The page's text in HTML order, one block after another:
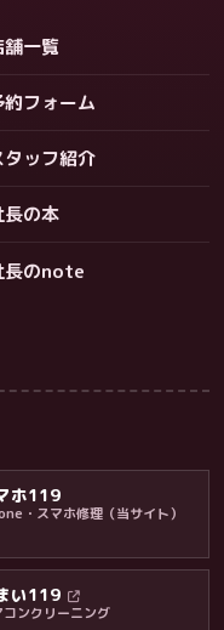
舗一覧
約フォーム
タッフ紹介
長の本
長のnote
ホ119
・スマホ修理（当サイト）
い119
コンクリーニング